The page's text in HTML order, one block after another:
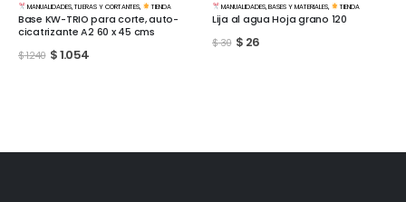
MANUALIDADES,TIJERAS Y CORTANTES, TIENDA
Base KW-TRIO para corte, auto-
cicatrizante A2 60 x 45 cms
$1.240 $1.054
MANUALIDADES,BASES Y MATERIALES, TIENDA
Lija al agua Hoja grano 120
$30 $ 26